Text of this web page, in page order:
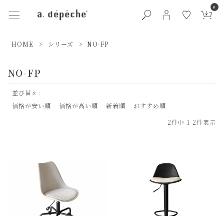
0
HOME シリーズ NO-FP
NO-FP
並び替え
価格が安い順
価格が高い順 新着順
おすすめ順
2件中 1-2件表示